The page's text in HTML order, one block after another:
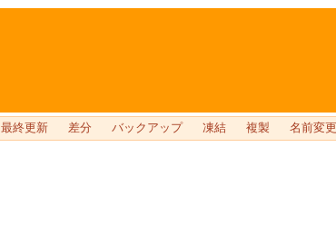
最終更新 差分 バックアップ 凍結 複製 名前変更